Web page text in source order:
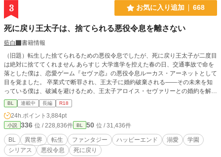
3 お気に入り追加 668
死に戻り王太子は、捨てられる悪役令息を離さない
藍白
書籍情報
（旧題）転生した捨てられるための悪役令息でしたが、死に戻り王太子が二度目
は絶対に捨ててくれません あらすじ 大学進学を控えた春の日、交通事故で命を
落とした僕は、恋愛ゲーム『セヴァ恋』の悪役令息ルーカス・アーネットとして
目を覚ました。 卒業式で断罪され、王太子に婚約破棄される――その未来を知
っている僕は、破滅を避けるため、王太子アロイス・セヴァリーとの婚約を解消
しようと決めた。 けれど、ゲームでは僕を断罪するはずだった王太子アロイス
は、なぜか僕を手放そうとしない。 「俺は、君を手放す気はない」 そう告げる
彼は、まるで一度すべてを失った人のような目で僕を見る。 さらに、ゲームで
は敵だったはずのヒロインや攻略対象たちまで、誰もシナリオどおりに動かな
い。 戸惑いながら過ごす日々の中で、僕は少しずつ気づいていく。 ゲームで知
っている悪役令息ルーカスと、僕の中に残る本当のルーカスは、まったく違う人
物なのではないか、と。 でも、卒業式は、確実に近づいてくる。 捨てられるた
BL 連載中 長編 R18
24h.ポイント 3,884pt
小説 336 位 / 228,836件 BL 50 位 / 31,436件
BL 異世界 転生 ファンタジー ハッピーエンド 溺愛
学園
シリアス
悪役令息 死に戻り